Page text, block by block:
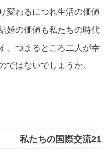
変わるにつれ生活の価値
婚の価値も私たちの時代
。つまるところ二人が幸
ではないでしょうか。
私たちの国際交流21